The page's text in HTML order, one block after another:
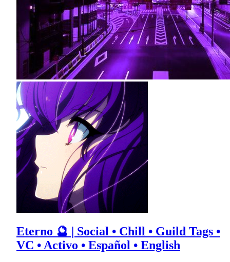
Eterno 🔮 | Social • Chill • Guild Tags •
VC • Activo • Español • English